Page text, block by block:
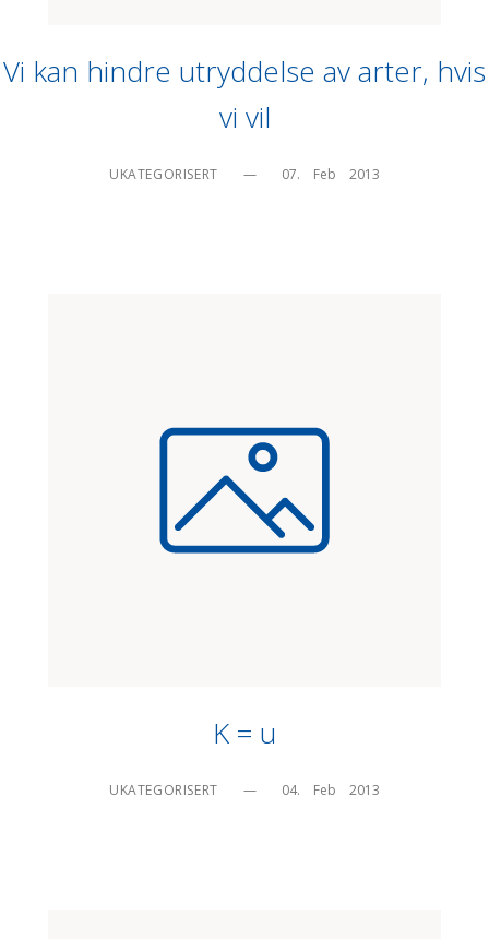
Vi kan hindre utryddelse av arter, hvis
vi vil
UKATEGORISERT — 07.    Feb    2013
K = u
UKATEGORISERT — 04.    Feb    2013